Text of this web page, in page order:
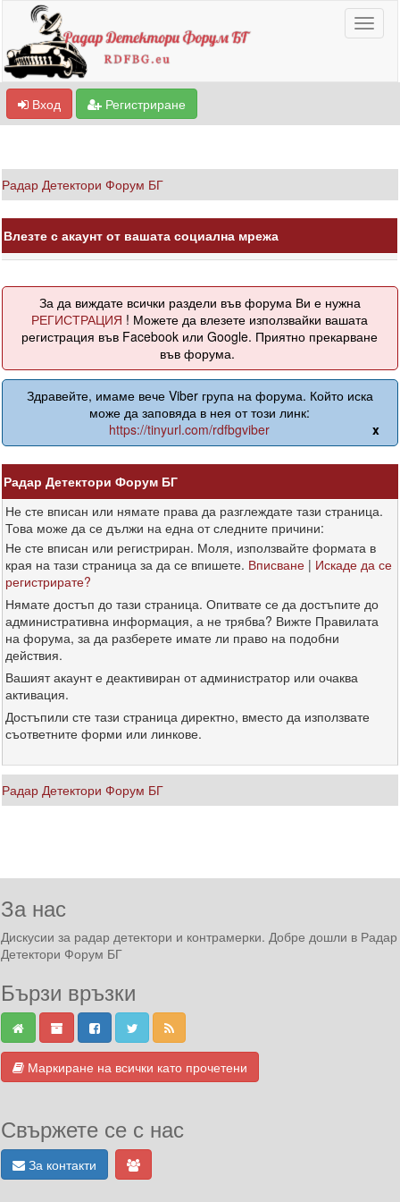
Вход Регистриране
Радар Детектори Форум БГ
Влезте с акаунт от вашата социална мрежа
За да виждате всички раздели във форума Ви е нужна
РЕГИСТРАЦИЯ ! Можете да влезете използвайки вашата
регистрация във Facebook или Google. Приятно прекарване
във форума.
Здравейте, имаме вече Viber група на форума. Който иска
може да заповяда в нея от този линк:
https://tinyurl.com/rdfbgviber
x
Радар Детектори Форум БГ
Не сте вписан или нямате права да разглеждате тази страница.
Това може да се дължи на една от следните причини:
Не сте вписан или регистриран. Моля, използвайте формата в
края на тази страница за да се впишете. Вписване | Искаде да се
регистрирате?
Нямате достъп до тази страница. Опитвате се да достъпите до
административна информация, а не трябва? Вижте Правилата
на форума, за да разберете имате ли право на подобни
действия.
Вашият акаунт е деактивиран от администратор или очаква
активация.
Достъпили сте тази страница директно, вместо да използвате
съответните форми или линкове.
Радар Детектори Форум БГ
За нас
Дискусии за радар детектори и контрамерки. Добре дошли в Радар
Детектори Форум БГ
Бързи връзки
Маркиране на всички като прочетени
Свържете се с нас
За контакти